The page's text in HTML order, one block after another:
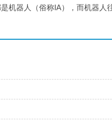
机器人（俗称IA），而机器